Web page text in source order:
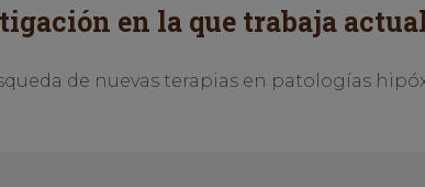
en la que trabaja
de nuevas terapias en patologías